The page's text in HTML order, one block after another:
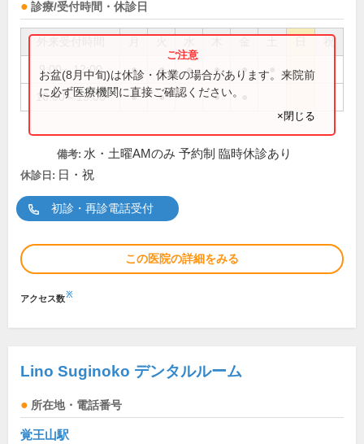
診療/受付時間・休診日
祝
9:00～12:00 ● ● ● ● ●
16:00～19:00 ● ● ●
お盆(8月中旬)は休診・休業の場合があります。来院前
に必ず医療機関に直接ご確認ください。
×閉じる
備考: 水・土曜AMのみ 予約制 臨時休診あり
休診日: 日・祝
初診・再診電話受付
この医院の詳細をみる
アクセス数※
Lino Suginoko デンタルルーム
所在地・電話番号
覚王山駅